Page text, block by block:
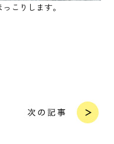
こりします。